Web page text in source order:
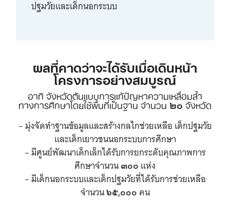
ปฐมวัยและเด็กนอกระบบ
ผลที่คาดว่าจะได้รับเมื่อเดินหน้า
โครงการอย่างสมบูรณ์
อาทิ จังหวัดต้นแบบการแก้ปัญหาความเหลื่อมล้ำ
ทางการศึกษาโดยใช้พื้นที่เป็นฐาน จำนวน๒๐จังหวัด
– มุ่งจัดทำฐานข้อมูลและสร้างกลไกช่วยเหลือ เด็กปฐมวัย
และเด็กเยาวชนนอกระบบการศึกษา
– มีศูนย์พัฒนาเด็กเล็กได้รับการยกระดับคุณภาพการ
ศึกษาจำนวน๓๐๐ แห่ง
– มีเด็กนอกระบบและเด็กปฐมวัยที่ได้รับการช่วยเหลือ
จำนวน๖๕,๐๐๐ คน